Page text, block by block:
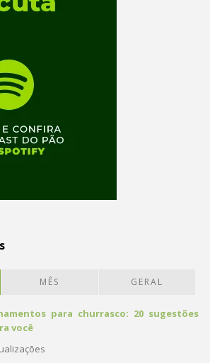
MÊS GERAL
para churrasco: 20 sugestões
você